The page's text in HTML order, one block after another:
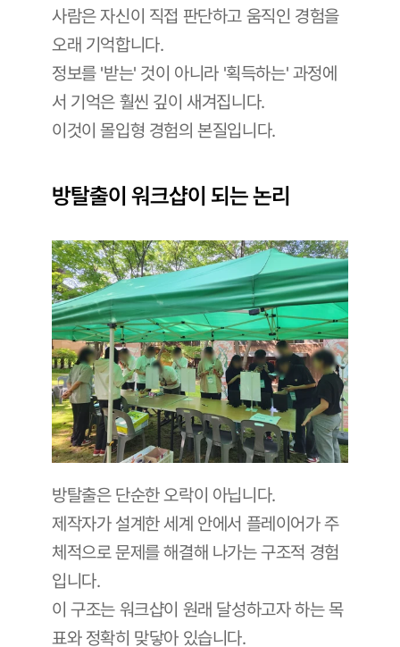
사람은 자신이 직접 판단하고 움직인 경험을
오래 기억합니다.
정보를 '받는' 것이 아니라 '획득하는' 과정에
서 기억은 훨씬 깊이 새겨집니다.
이것이 몰입형 경험의 본질입니다.
방탈출이 워크샵이 되는 논리
방탈출은 단순한 오락이 아닙니다.
제작자가 설계한 세계 안에서 플레이어가 주
체적으로 문제를 해결해 나가는 구조적 경험
입니다.
이 구조는 워크샵이 원래 달성하고자 하는 목
표와 정확히 맞닿아 있습니다.